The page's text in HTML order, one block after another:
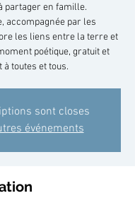
partager en famille.
accompagnée par les
les liens entre la terre et
poétique, gratuit et
à toutes et tous.
sont closes
événements